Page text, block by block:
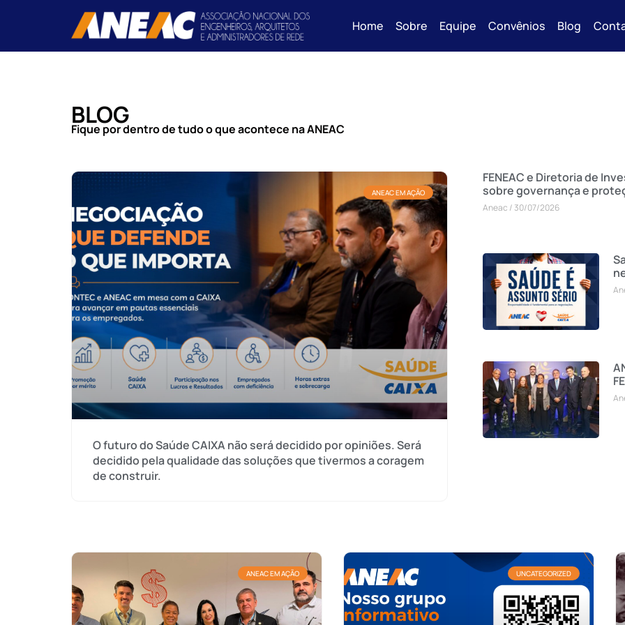
Home Sobre Equipe Convênios Blog
BLOG
Fique por dentro de tudo o que acontece na ANEAC
ANEAC EM AÇÃO
O futuro do Saúde CAIXA não será decidido por opiniões. Será
decidido pela qualidade das soluções que tivermos a coragem
de construir.
FENEAC e Diretoria de
sobre governança e
Aneac 30/07/2026
ANEAC EM AÇÃO UNCATEGORIZED